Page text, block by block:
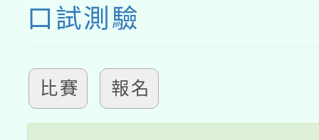
口試測驗
比賽 報名